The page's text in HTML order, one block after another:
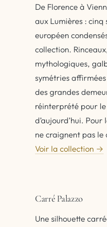
De Florence à
aux Lumières : cinq
européen
collection.
mythologiques,
symétries
des grandes
réinterprété pour
d’aujourd’hui.
ne craignent pas le
Voir la collection →
Carré Palazzo
Une silhouette